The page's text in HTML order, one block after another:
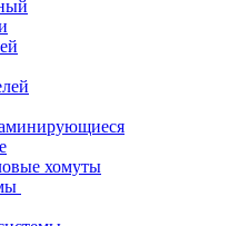
хомуты